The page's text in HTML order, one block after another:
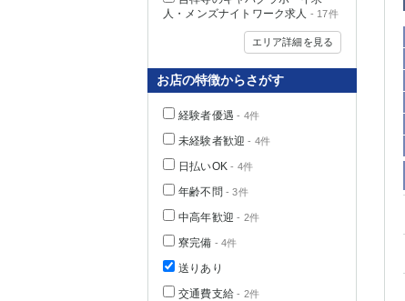
人・メンズナイトワーク求人 - 17件
エリア詳細を見る
お店の特徴からさがす
経験者優遇 - 4件
未経験者歓迎 - 4件
日払いOK - 4件
年齢不問 - 3件
中高年歓迎 - 2件
寮完備 - 4件
送りあり
交通費支給 - 2件